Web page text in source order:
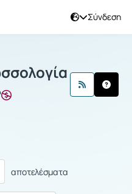
Σύνδεση
Γλωσσολογία
αποτελέσματα